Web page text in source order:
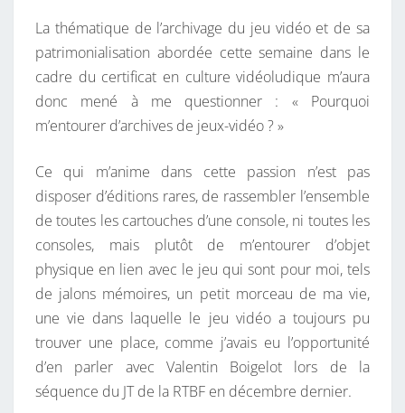
R
E
R
D
’
R
C
H
V
E
S
D
E
La thématique de l’archivage du jeu vidéo et de sa
patrimonialisation abordée cette semaine dans le
cadre du certificat en culture vidéoludique m’aura
donc mené à me questionner : « Pourquoi
m’entourer d’archives de jeux-vidéo ? »
Ce qui m’anime dans cette passion n’est pas
disposer d’éditions rares, de rassembler l’ensemble
de toutes les cartouches d’une console, ni toutes les
consoles, mais plutôt de m’entourer d’objet
physique en lien avec le jeu qui sont pour moi, tels
de jalons mémoires, un petit morceau de ma vie,
une vie dans laquelle le jeu vidéo a toujours pu
trouver une place, comme j’avais eu l’opportunité
d’en parler avec Valentin Boigelot lors de la
séquence du JT de la RTBF en décembre dernier.